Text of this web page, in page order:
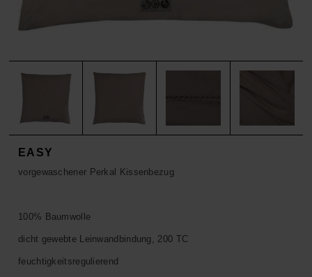
SALE
TOPS
HOSEN
SALE
EASY
vorgewaschener Perkal Kissenbezug
100% Baumwolle
dicht gewebte Leinwandbindung, 200 TC
feuchtigkeitsregulierend